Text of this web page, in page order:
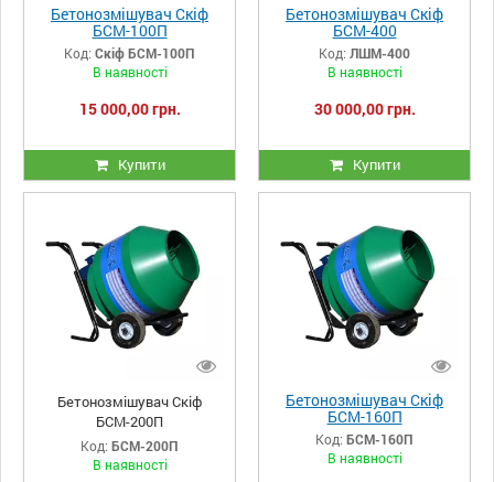
Бетонозмішувач Скіф
БСМ-100П
Код: Скіф БСМ-100П
В наявності
15 000,00 грн.
Купити
Бетонозмішувач Скіф
БСМ-400
Код: ЛШМ-400
В наявності
30 000,00 грн.
Купити
Бетонозмішувач Скіф
БСМ-200П
Код: БСМ-200П
В наявності
Бетонозмішувач Скіф
БСМ-160П
Код: БСМ-160П
В наявності